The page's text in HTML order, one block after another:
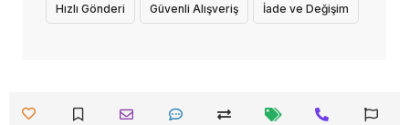
Hızlı Gönderi Güvenli Alışveriş İade ve Değişim